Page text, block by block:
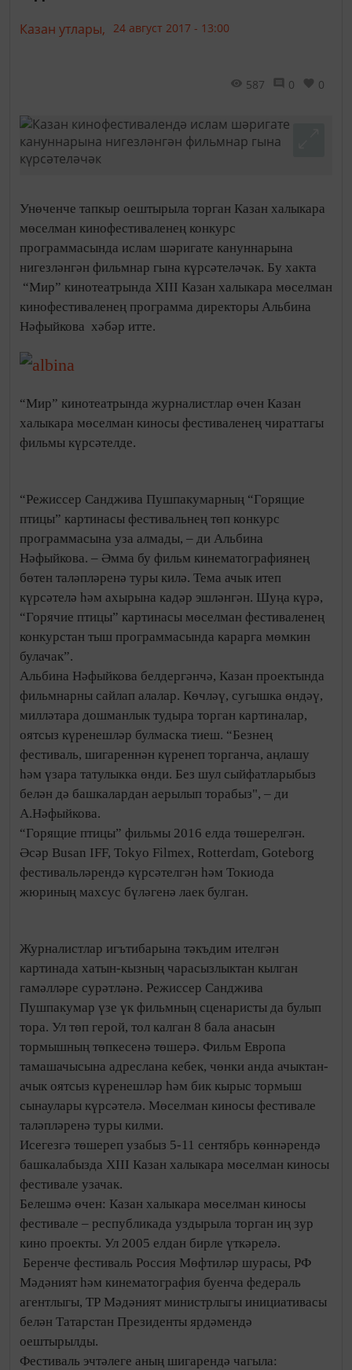
Казан утлары, 24 август 2017 - 13:00
587 0 0
Унөченче тапкыр оештырыла торган Казан халыкара
мөселман кинофестиваленең конкурс
программасында ислам шәригате кануннарына
нигезләнгән фильмнар гына күрсәтеләчәк. Бу хакта
“Мир” кинотеатрында XIII Казан халыкара мөселман
кинофестиваленең программа директоры Альбина
Нәфыйкова хәбәр итте.
“Мир” кинотеатрында журналистлар өчен Казан
халыкара мөселман киносы фестиваленең чираттагы
фильмы күрсәтелде.
“Режиссер Санджива Пушпакумарның “Горящие
птицы” картинасы фестивальнең төп конкурс
программасына уза алмады, – ди Альбина
Нәфыйкова. – Әмма бу фильм кинематографиянең
бөтен таләпләренә туры килә. Тема ачык итеп
күрсәтелә һәм ахырына кадәр эшләнгән. Шуңа күрә,
“Горячие птицы” картинасы мөселман фестиваленең
конкурстан тыш программасында карарга мөмкин
булачак”.
Альбина Нәфыйкова белдергәнчә, Казан проектында
фильмнарны сайлап алалар. Көчләү, сугышка өндәү,
милләтара дошманлык тудыра торган картиналар,
оятсыз күренешләр булмаска тиеш. “Безнең
фестиваль, шигареннән күренеп торганча, аңлашу
һәм үзара татулыкка өнди. Без шул сыйфатларыбыз
белән дә башкалардан аерылып торабыз", – ди
А.Нәфыйкова.
“Горящие птицы” фильмы 2016 елда төшерелгән.
Әсәр Busan IFF, Tokyo Filmex, Rotterdam, Goteborg
фестивальләрендә күрсәтелгән һәм Токиода
жюриның махсус бүләгенә лаек булган.
Журналистлар игътибарына тәкъдим ителгән
картинада хатын-кызның чарасызлыктан кылган
гамәлләре сурәтләнә. Режиссер Санджива
Пушпакумар үзе үк фильмның сценаристы да булып
тора. Ул төп герой, тол калган 8 бала анасын
тормышның төпкесенә төшерә. Фильм Европа
тамашачысына адреслана кебек, чөнки анда ачыктан-
ачык оятсыз күренешләр һәм бик кырыс тормыш
сынаулары күрсәтелә. Мөселман киносы фестивале
таләпләренә туры килми.
Исегезгә төшереп узабыз 5-11 сентябрь көннәрендә
башкалабызда XIII Казан халыкара мөселман киносы
фестивале узачак.
Белешмә өчен: Казан халыкара мөселман киносы
фестивале – республикада уздырыла торган иң зур
кино проекты. Ул 2005 елдан бирле үткәрелә.
Беренче фестиваль Россия Мөфтиләр шурасы, РФ
Мәдәният һәм кинематография буенча федераль
агентлыгы, ТР Мәдәният министрлыгы инициативасы
белән Татарстан Президенты ярдәмендә
оештырылды.
Фестиваль эчтәлеге аның шигарендә чагыла: